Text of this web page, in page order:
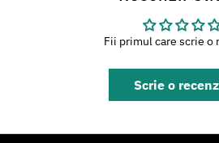
Fii primul care scrie o
Scrie o